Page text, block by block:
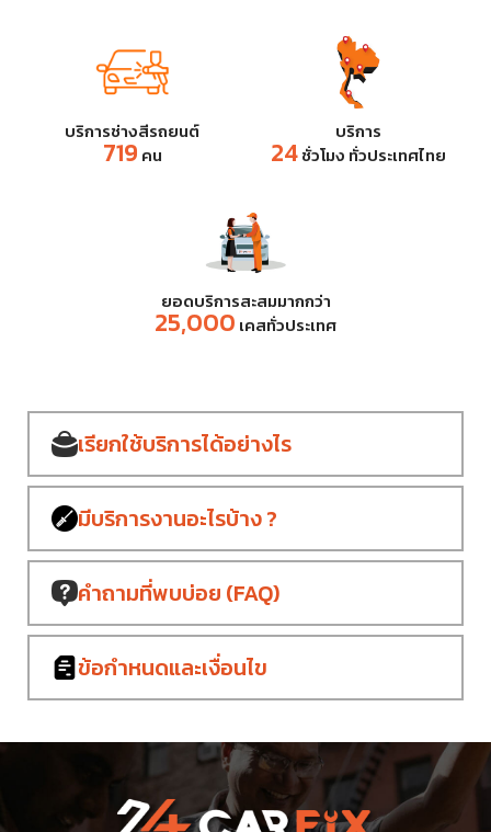
บริการช่างสีรถยนต์
719 คน
บริการ
24ชั่วโมง ทั่วประเทศไทย
ยอดบริการสะสมมากกว่า
25,000 เคสทั่วประเทศ
เรียกใช้บริการได้อย่างไร
มีบริการงานอะไรบ้าง ?
คำถามที่พบบ่อย (FAQ)
ข้อกำหนดและเงื่อนไข